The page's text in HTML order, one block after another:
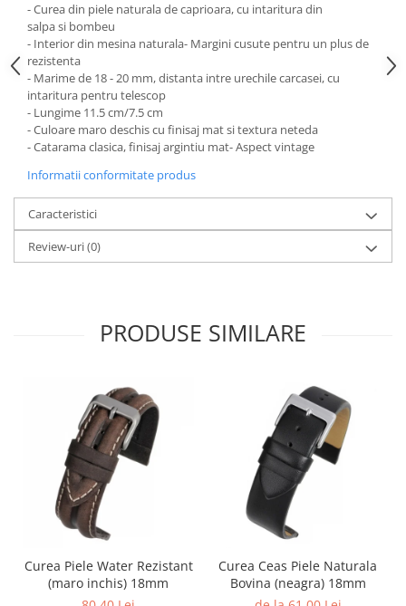
- Curea din piele naturala de caprioara, cu intaritura din
salpa si bombeu
- Interior din mesina naturala- Margini cusute pentru un plus de
rezistenta
- Marime de 18 - 20 mm, distanta intre urechile carcasei, cu
intaritura pentru telescop
- Lungime 11.5 cm/7.5 cm
- Culoare maro deschis cu finisaj mat si textura neteda
- Catarama clasica, finisaj argintiu mat- Aspect vintage
Informatii conformitate produs
Caracteristici
Review-uri(0)
PRODUSE SIMILARE
Curea Piele Water Rezistant
(maro inchis) 18mm
Curea Ceas Piele Naturala
Bovina (neagra) 18mm